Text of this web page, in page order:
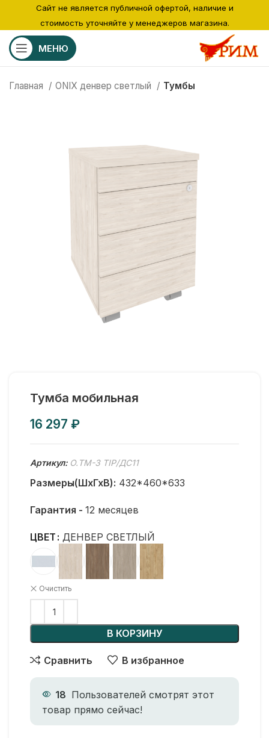
МЕНЮ
Главная ONIX денвер светлый Тумбы
Тумба мобильная
₽
Артикул: O.TM-3 TIP/ДС11
Размеры(ШхГхВ): 432*460*633
Гарантия - 12 месяцев
ЦВЕТ ДЕНВЕР СВЕТЛЫЙ
Очистить
В КОРЗИНУ
Сравнить В избранное
18 Пользователей смотрят этот
товар прямо сейчас!
Сайт не является публичной офертой, наличие и
стоимость уточняйте у менеджеров магазина.